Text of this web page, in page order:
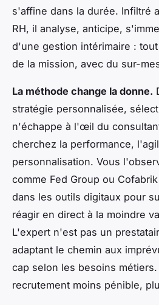
s'affine dans la durée. Infiltré
RH, il analyse, anticipe,
d'une gestion intérimaire :
de la mission, avec du sur-
La méthode change la donne.
stratégie personnalisée,
n'échappe à l'œil du
cherchez la performance,
personnalisation. Vous
comme Fed Group ou
dans les outils digitaux pour
réagir en direct à la moindre
L'expert n'est pas un
adaptant le chemin aux
cap selon les besoins métiers.
recrutement moins pénible,